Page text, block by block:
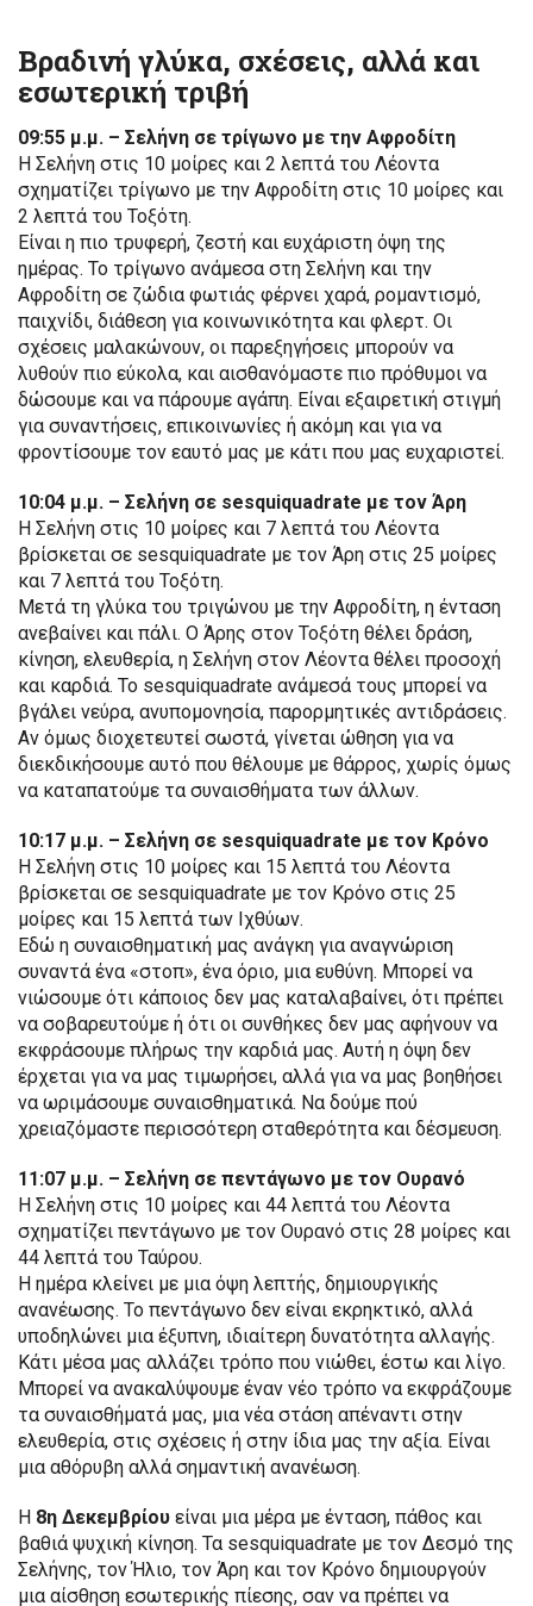
Βραδινή γλύκα, σχέσεις, αλλά και
εσωτερική τριβή
09:55 μ.μ. – Σελήνη σε τρίγωνο με την Αφροδίτη
Η Σελήνη στις 10 μοίρες και 2 λεπτά του Λέοντα
σχηματίζει τρίγωνο με την Αφροδίτη στις 10 μοίρες και
2 λεπτά του Τοξότη.
Είναι η πιο τρυφερή, ζεστή και ευχάριστη όψη της
ημέρας. Το τρίγωνο ανάμεσα στη Σελήνη και την
Αφροδίτη σε ζώδια φωτιάς φέρνει χαρά, ρομαντισμό,
παιχνίδι, διάθεση για κοινωνικότητα και φλερτ. Οι
σχέσεις μαλακώνουν, οι παρεξηγήσεις μπορούν να
λυθούν πιο εύκολα, και αισθανόμαστε πιο πρόθυμοι να
δώσουμε και να πάρουμε αγάπη. Είναι εξαιρετική στιγμή
για συναντήσεις, επικοινωνίες ή ακόμη και για να
φροντίσουμε τον εαυτό μας με κάτι που μας ευχαριστεί.
10:04 μ.μ. – Σελήνη σε sesquiquadrate με τον Άρη
Η Σελήνη στις 10 μοίρες και 7 λεπτά του Λέοντα
βρίσκεται σε sesquiquadrate με τον Άρη στις 25 μοίρες
και 7 λεπτά του Τοξότη.
Μετά τη γλύκα του τριγώνου με την Αφροδίτη, η ένταση
ανεβαίνει και πάλι. Ο Άρης στον Τοξότη θέλει δράση,
κίνηση, ελευθερία, η Σελήνη στον Λέοντα θέλει προσοχή
και καρδιά. Το sesquiquadrate ανάμεσά τους μπορεί να
βγάλει νεύρα, ανυπομονησία, παρορμητικές αντιδράσεις.
Αν όμως διοχετευτεί σωστά, γίνεται ώθηση για να
διεκδικήσουμε αυτό που θέλουμε με θάρρος, χωρίς όμως
να καταπατούμε τα συναισθήματα των άλλων.
10:17 μ.μ. – Σελήνη σε sesquiquadrate με τον Κρόνο
Η Σελήνη στις 10 μοίρες και 15 λεπτά του Λέοντα
βρίσκεται σε sesquiquadrate με τον Κρόνο στις 25
μοίρες και 15 λεπτά των Ιχθύων.
Εδώ η συναισθηματική μας ανάγκη για αναγνώριση
συναντά ένα «στοπ», ένα όριο, μια ευθύνη. Μπορεί να
νιώσουμε ότι κάποιος δεν μας καταλαβαίνει, ότι πρέπει
να σοβαρευτούμε ή ότι οι συνθήκες δεν μας αφήνουν να
εκφράσουμε πλήρως την καρδιά μας. Αυτή η όψη δεν
έρχεται για να μας τιμωρήσει, αλλά για να μας βοηθήσει
να ωριμάσουμε συναισθηματικά. Να δούμε πού
χρειαζόμαστε περισσότερη σταθερότητα και δέσμευση.
11:07 μ.μ. – Σελήνη σε πεντάγωνο με τον Ουρανό
Η Σελήνη στις 10 μοίρες και 44 λεπτά του Λέοντα
σχηματίζει πεντάγωνο με τον Ουρανό στις 28 μοίρες και
44 λεπτά του Ταύρου.
Η ημέρα κλείνει με μια όψη λεπτής, δημιουργικής
ανανέωσης. Το πεντάγωνο δεν είναι εκρηκτικό, αλλά
υποδηλώνει μια έξυπνη, ιδιαίτερη δυνατότητα αλλαγής.
Κάτι μέσα μας αλλάζει τρόπο που νιώθει, έστω και λίγο.
Μπορεί να ανακαλύψουμε έναν νέο τρόπο να εκφράζουμε
τα συναισθήματά μας, μια νέα στάση απέναντι στην
ελευθερία, στις σχέσεις ή στην ίδια μας την αξία. Είναι
μια αθόρυβη αλλά σημαντική ανανέωση.
Η 8η Δεκεμβρίου είναι μια μέρα με ένταση, πάθος και
βαθιά ψυχική κίνηση. Τα sesquiquadrate με τον Δεσμό της
Σελήνης, τον Ήλιο, τον Άρη και τον Κρόνο δημιουργούν
μια αίσθηση εσωτερικής πίεσης, σαν να πρέπει να